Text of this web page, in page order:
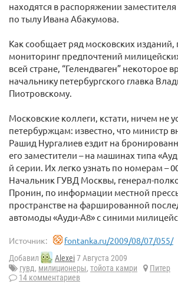
находятся в распоряжении
по тылу Ивана Абакумова.
Как сообщает ряд московских
мониторинг предпочтений
всей стране, “Гелендваген” некоторое
начальнику петербургского главка
Пиотровскому.
Московские коллеги, кстати, ничем не
петербуржцам: известно, что министр
Рашид Нургалиев ездит на
его заместители – на машинах типа
й серии. Их легко узнать по номерам –
Начальник ГУВД Москвы, генерал-
Пронин, по информации местной
пространстве на фаршированной
автомоды «Ауди-А8» с синими
Источник: fontanka.ru/2009/08/07/055/
Добавил Alexei7 Августа 2009
гувд, милиционеры, тойота камри
Питер
14 комментариев